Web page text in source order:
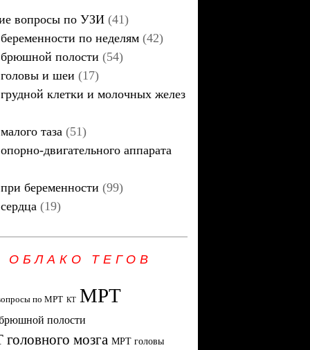
вопросы по УЗИ (41)
по неделям (42)
полости (54)
и шеи (17)
клетки и молочных желез
таза (51)
двигательного аппарата
беременности (99)
(19)
ОБЛАКО ТЕГОВ
по МРТ КТ МРТ
полости
мозга МРТ головы